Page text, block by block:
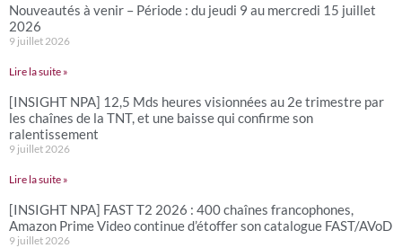
Nouveautés à venir – Période : du jeudi 9 au mercredi 15 juillet
2026
9 juillet 2026
Lire la suite »
[INSIGHT NPA] 12,5 Mds heures visionnées au 2e trimestre par
les chaînes de la TNT, et une baisse qui confirme son
ralentissement
9 juillet 2026
Lire la suite »
[INSIGHT NPA] FAST T2 2026 : 400 chaînes francophones,
Amazon Prime Video continue d’étoffer son catalogue FAST/AVoD
9 juillet 2026